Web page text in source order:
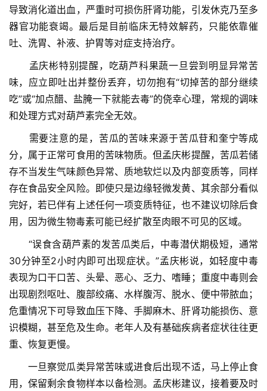
首
页
协
会
介
绍
党
建
导致消化道出血，严重时可损伤肝肾功能，引发休克乃至多
器官功能衰竭。最后是目前临床无特效解药，只能依靠催
吐、洗胃、补液、护胃等对症支持治疗。
孟庆彬特别提醒，吃葫芦科果蔬一旦尝到明显异常苦
味，应立即吐出并整份丢弃，切勿抱有“切掉苦的部分继续
吃”或“加点醋、盐腌一下就能去毒”的侥幸心理，常规的调味
和处理方式对葫芦素完全无效。
需要注意的是，苦瓜的苦味来源于苦瓜苷和奎宁等成
分，属于正常可食用的苦味物质。但孟庆彬提醒，苦瓜若储
存不当发生气味颜色异常、质地软烂以及内部变质等，同样
存在食品安全风险。即使只是边缘轻微发黄、其余部分看似
完好，若已伴有上述任何一项变质特征，也不建议切除后食
用，因为微生物毒素可能已经扩散至肉眼不可见的区域。
“误食含葫芦素的发苦瓜类后，中毒潜伏期极短，通常
30分钟至2小时内即可出现症状。”孟庆彬说，如轻度中毒
表现为口干口苦、头晕、恶心、乏力、嗜睡；重度中毒则会
出现剧烈呕吐、腹部绞痛、水样腹泻、脱水、便中带脓血；
危重情况下可导致血压下降、手脚麻木、肝肾功能损伤、意
识模糊，甚至危及生命。老年人及有基础疾病者症状往往更
重、恢复更慢。
一旦察觉瓜类异常苦味或进食后出现不适，马上停止食
用，保留剩余食物样本以备检测。孟庆彬建议，接着要及时